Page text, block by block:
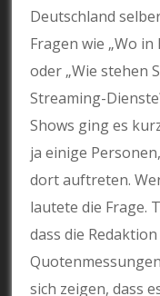
Deutschland
Fragen wie „Wo in
oder „Wie stehen
Streaming-
Shows ging es
ja einige
dort auftreten.
lautete die Frage.
dass die
sich zeigen, dass